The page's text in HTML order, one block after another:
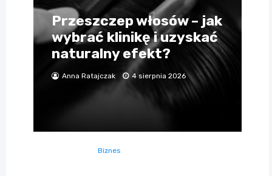
Przeszczep włosów – jak
wybrać klinikę i uzyskać
naturalny efekt?
Anna Ratajczak 4 sierpnia 2026
Biznes